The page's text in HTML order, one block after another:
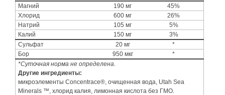
Магний
190 мг
45%
Хлорид
600 мг
26%
Натрий
105 мг
5%
Калий
150 мг
3%
Сульфат
20 мг
*
Бор
950 мкг
*
*Суточная норма не определена.
Другие ингредиенты:
микроэлементы Concentrace®, очищенная вода, Utah Sea
Minerals ™, хлорид калия, лимонная кислота без ГМО.